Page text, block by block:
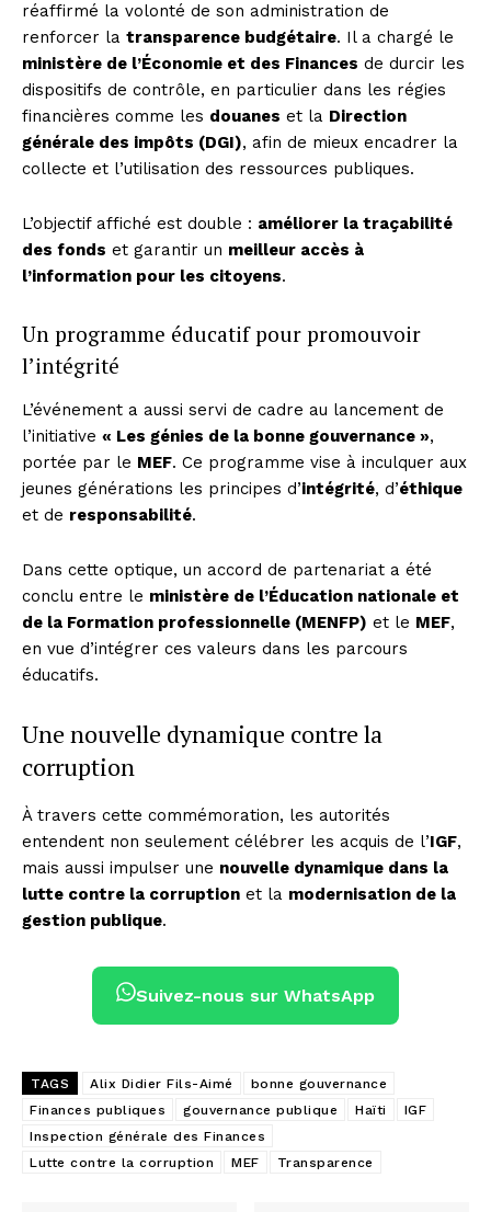
réaffirmé la volonté de son administration de
renforcer la transparence budgétaire. Il a chargé le
ministère de l’Économie et des Finances de durcir les
dispositifs de contrôle, en particulier dans les régies
financières comme les douanes et la Direction
générale des impôts (DGI), afin de mieux encadrer la
collecte et l’utilisation des ressources publiques.
L’objectif affiché est double : améliorer la traçabilité
des fonds et garantir un meilleur accès à
l’information pour les citoyens.
Un programme éducatif pour promouvoir
l’intégrité
L’événement a aussi servi de cadre au lancement de
l’initiative « Les génies de la bonne gouvernance »,
portée par le MEF. Ce programme vise à inculquer aux
jeunes générations les principes d’intégrité, d’éthique
et de responsabilité.
Dans cette optique, un accord de partenariat a été
conclu entre le ministère de l’Éducation nationale et
de la Formation professionnelle (MENFP) et le MEF,
en vue d’intégrer ces valeurs dans les parcours
éducatifs.
Une nouvelle dynamique contre la
corruption
À travers cette commémoration, les autorités
entendent non seulement célébrer les acquis de l’IGF,
mais aussi impulser une nouvelle dynamique dans la
lutte contre la corruption et la modernisation de la
gestion publique.
Suivez-nous sur WhatsApp
TAGS Alix Didier Fils-Aimé
bonne gouvernance
Finances publiques
gouvernance publique Haïti
IGF
Inspection générale des Finances
Lutte contre la corruption
MEF Transparence